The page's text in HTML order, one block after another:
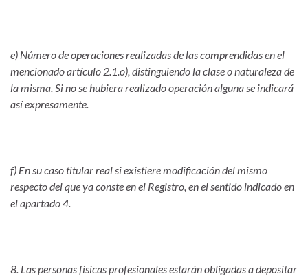
e) Número de operaciones realizadas de las comprendidas en el
mencionado artículo 2.1.o), distinguiendo la clase o naturaleza de
la misma. Si no se hubiera realizado operación alguna se indicará
así expresamente.
f) En su caso titular real si existiere modificación del mismo
respecto del que ya conste en el Registro, en el sentido indicado en
el apartado 4.
8. Las personas físicas profesionales estarán obligadas a depositar